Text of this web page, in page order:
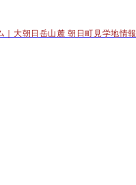
大朝日岳山麓 朝日町見学地情報